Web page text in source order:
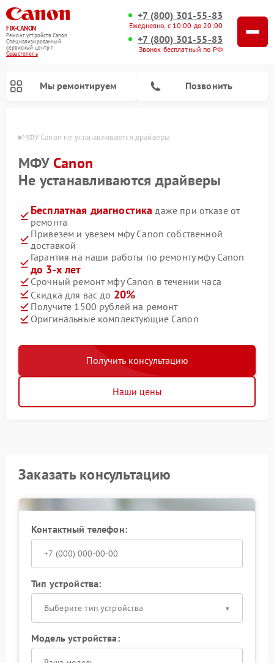
FIX-CANON
Ремонт устройств Canon
Специализированный
cервисный центр г.
Севастополь
+7 (800) 301-55-83
Ежедневно, с 10:00 до 20:00
+7 (800) 301-55-83
Звонок бесплатный по РФ
Мы ремонтируем Позвонить
МФУ Canon не устанавливаются драйверы
МФУ Canon
Не устанавливаются драйверы
Бесплатная диагностика даже при отказе от
ремонта
Привезем и увезем мфу Canon собственной
доставкой
Гарантия на наши работы по ремонту мфу Canon
до 3-х лет
Срочный ремонт мфу Canon в течении часа
Скидка для вас до 20%
Получите 1500 рублей на ремонт
Оригинальные комплектующие Canon
Получить консультацию
Наши цены
Заказать консультацию
Контактный телефон:
Тип устройства:
Выберите тип устройства
Модель устройства: